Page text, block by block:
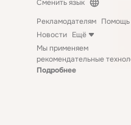
Сменить язык
Рекламодателям Помощь
Новости Ещё
Мы применяем
рекомендательные
Подробнее